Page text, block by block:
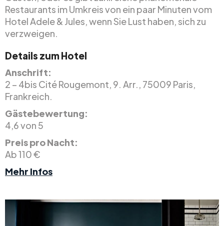
Restaurants im Umkreis von ein paar Minuten vom
Hotel Adele & Jules, wenn Sie Lust haben, sich zu
verzweigen.
Details zum Hotel
Anschrift:
2 – 4bis Cité Rougemont, 9. Arr., 75009 Paris,
Frankreich.
Gästebewertung:
4,6 von 5
Preis pro Nacht:
Ab 110 €
Mehr Infos